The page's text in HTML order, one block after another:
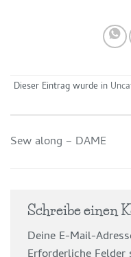
Dieser Eintrag wurde in
Sew along – DAME
Schreibe einen
Deine E-Mail-